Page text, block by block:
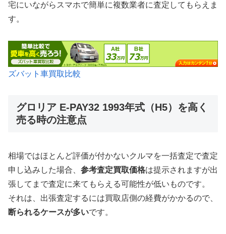
宅にいながらスマホで簡単に複数業者に査定してもらえま
す。
ズバット車買取比較
グロリア E-PAY32 1993年式（H5）を高く
売る時の注意点
相場ではほとんど評価が付かないクルマを一括査定で査定
申し込みした場合、 参考査定買取価格は提示されますが出
張してまで査定に来てもらえる可能性が低いものです。
それは、出張査定するには買取店側の経費がかかるので、
断られるケースが多いです。